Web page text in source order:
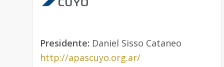
Presidente: Daniel Sisso Cataneo
http://apascuyo.org.ar/